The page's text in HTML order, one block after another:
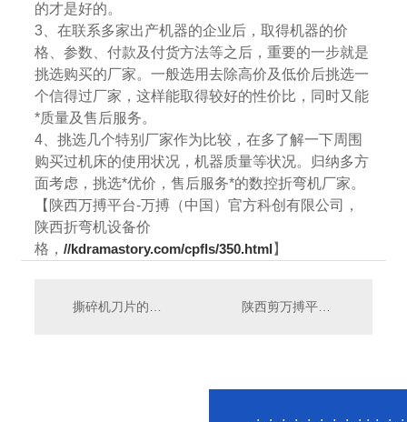
的才是好的。
3、在联系多家出产机器的企业后，取得机器的价
格、参数、付款及付货方法等之后，重要的一步就是
挑选购买的厂家。一般选用去除高价及低价后挑选一
个信得过厂家，这样能取得较好的性价比，同时又能
*质量及售后服务。
4、挑选几个特别厂家作为比较，在多了解一下周围
购买过机床的使用状况，机器质量等状况。归纳多方
面考虑，挑选*优价，售后服务*的数控折弯机厂家。
【陕西万搏平台-万搏（中国）官方科创有限公司，
陕西折弯机设备价
格，//kdramastory.com/cpfls/350.html 】
陕西剪万搏平台-万搏（中国）官方 厂家给大家介绍剪万搏平台-万搏（中国）官方 机械的功能